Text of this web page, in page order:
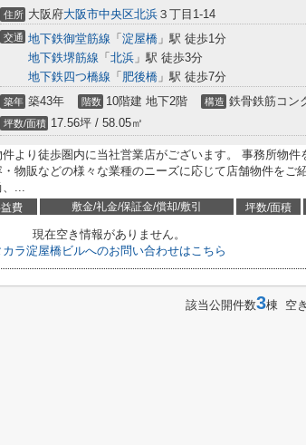
住所 大阪府大阪市中央区北浜 ３丁目1-14
交通 地下鉄御堂筋線 「 淀屋橋 」駅 徒歩1分
地下鉄堺筋線 「 北浜 」駅 徒歩3分
地下鉄四つ橋線 「 肥後橋 」駅 徒歩7分
築年 築43年 階数 10階建 地下2階 構造 鉄骨鉄筋コン
坪数/面積 17.56坪 / 58.05㎡
件より徒歩圏内に当社営業店がございます。 事務所物件
・物販などの様々な業種のニーズに応じて店舗物件をご
、...
費 敷金/礼金/保証金/償却/敷引 坪数/面積
現在空き情報がありません。
カラ淀屋橋ビルへのお問い合わせはこちら
該当公開件数3棟 空